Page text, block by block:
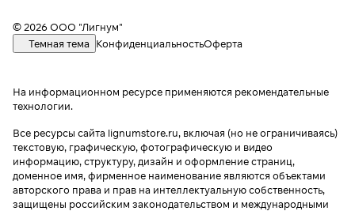
© 2026 ООО "Лигнум"
Темная тема
КонфиденциальностьОферта
На информационном ресурсе применяются рекомендательные
технологии.
Все ресурсы сайта lignumstore.ru, включая (но не ограничиваясь)
текстовую, графическую, фотографическую и видео
информацию, структуру, дизайн и оформление страниц,
доменное имя, фирменное наименование являются объектами
авторского права и прав на интеллектуальную собственность,
защищены российским законодательством и международными